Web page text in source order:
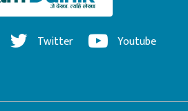
Twitter Youtube